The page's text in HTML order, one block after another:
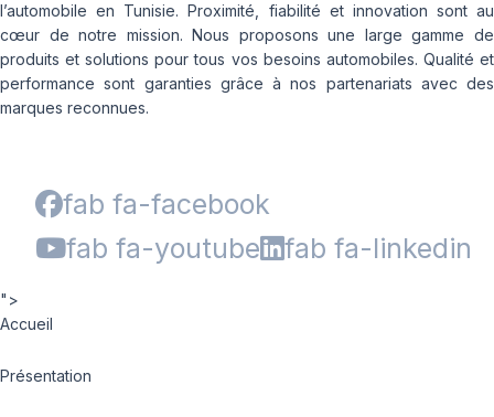
l’automobile en Tunisie. Proximité, fiabilité et innovation sont au
cœur de notre mission. Nous proposons une large gamme de
produits et solutions pour tous vos besoins automobiles. Qualité et
performance sont garanties grâce à nos partenariats avec des
marques reconnues.
fab fa-facebook
fab fa-youtube
fab fa-linkedin
">
Accueil
Présentation